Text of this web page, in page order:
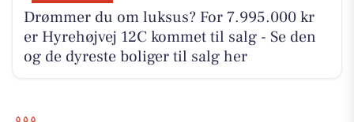
Drømmer du om luksus? For 7.995.000 kr
er Hyrehøjvej 12C kommet til salg - Se den
og de dyreste boliger til salg her